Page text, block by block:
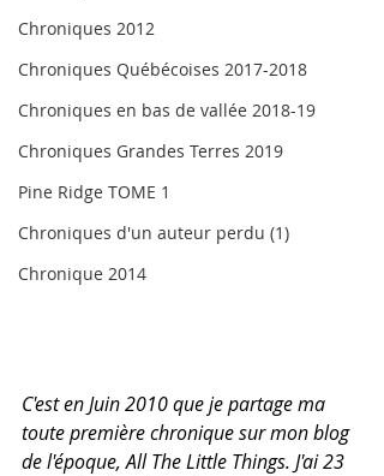
Chroniques 2012
Chroniques Québécoises 2017-2018
Chroniques en bas de vallée 2018-19
Chroniques Grandes Terres 2019
Pine Ridge TOME 1
Chroniques d'un auteur perdu (1)
Chronique 2014
C'est en Juin 2010 que je partage ma
toute première chronique sur mon blog
de l'époque, All The Little Things. J'ai 23